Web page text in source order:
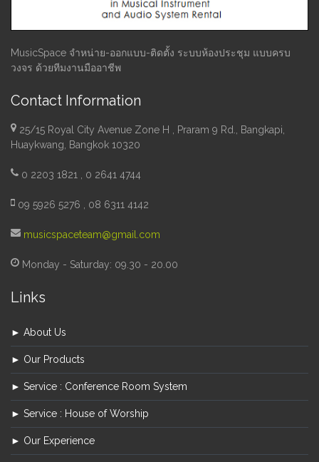
MusicSpace จำหน่าย-ออกแบบ-ติดตั้ง ระบบห้องประชุม แบบครบ
วงจร ด้วยทีมงานมืออาชีพ
Contact Information
25/15 Royal City Avenue Zone H , Praram 9 Rd., Bangkapi,
Huaykwang, Bangkok 10320
0 2203 1821 , 0 2641 4744
09 5926 5276 , 08 6311 4142
musicspaceteam@gmail.com
Monday - Saturday: 09.30 - 20.00
Links
► About Us
► Our Products
► Service : Conference Room System
► Service : House of Worship
► Our Experience